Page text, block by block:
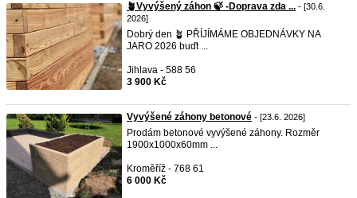
🪴Vyvýšený záhon 🍃 -Doprava zda ... - [30.6.
2026]
Dobrý den 🪴 PŘÍJÍMÁME OBJEDNÁVKY NA
JARO 2026 buďt ...
Jihlava - 588 56
3 900 Kč
Vyvýšené záhony betonové - [23.6. 2026]
Prodám betonové vyvýšené záhony. Rozměr
1900x1000x60mm ...
Kroměříž - 768 61
6 000 Kč